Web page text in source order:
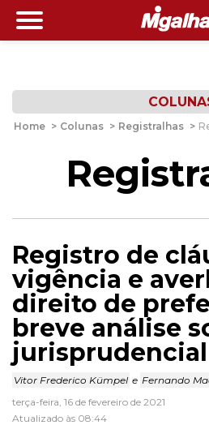
Home > Colunas > Registralhas >
Registro de
vigência e
direito de
breve análise
jurisprudencial
Vitor Frederico Kümpel e Fernando
terça-feira, 16 de fevereiro de 2021
Atualizado às 08:44